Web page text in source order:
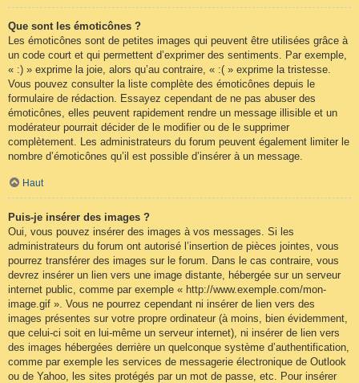
Que sont les émoticônes ?
Les émoticônes sont de petites images qui peuvent être utilisées grâce à
un code court et qui permettent d’exprimer des sentiments. Par exemple,
« :) » exprime la joie, alors qu’au contraire, « :( » exprime la tristesse.
Vous pouvez consulter la liste complète des émoticônes depuis le
formulaire de rédaction. Essayez cependant de ne pas abuser des
émoticônes, elles peuvent rapidement rendre un message illisible et un
modérateur pourrait décider de le modifier ou de le supprimer
complètement. Les administrateurs du forum peuvent également limiter le
nombre d’émoticônes qu’il est possible d’insérer à un message.
Haut
Puis-je insérer des images ?
Oui, vous pouvez insérer des images à vos messages. Si les
administrateurs du forum ont autorisé l’insertion de pièces jointes, vous
pourrez transférer des images sur le forum. Dans le cas contraire, vous
devrez insérer un lien vers une image distante, hébergée sur un serveur
internet public, comme par exemple « http://www.exemple.com/mon-
image.gif ». Vous ne pourrez cependant ni insérer de lien vers des
images présentes sur votre propre ordinateur (à moins, bien évidemment,
que celui-ci soit en lui-même un serveur internet), ni insérer de lien vers
des images hébergées derrière un quelconque système d’authentification,
comme par exemple les services de messagerie électronique de Outlook
ou de Yahoo, les sites protégés par un mot de passe, etc. Pour insérer